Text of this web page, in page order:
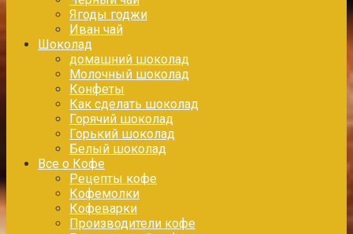
Ягоды годжи
Иван чай
Шоколад
домашний шоколад
Молочный шоколад
Конфеты
Как сделать шоколад
Горячий шоколад
Горький шоколад
Белый шоколад
Все о Кофе
Рецепты кофе
Кофемолки
Кофеварки
Производители кофе